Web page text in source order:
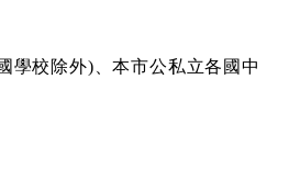
學校除外)、本市公私立各國中